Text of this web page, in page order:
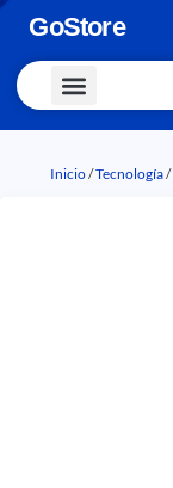
GoStore
Inicio/Tecnología/